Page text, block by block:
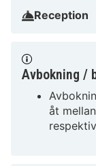
Campo
och Plaisance
med exklusiv
Musée des
Nära Gravona
Reception
Avbokning /
åt